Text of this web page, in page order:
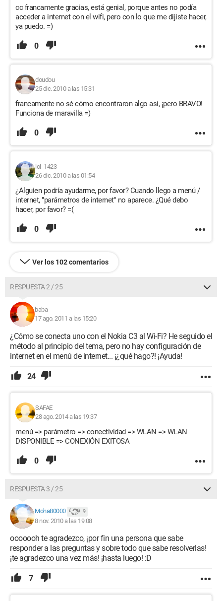
cc francamente gracias, está genial, porque antes no podía
acceder a internet con el wifi, pero con lo que me dijiste hacer,
ya puedo. =)
0
doudou
25 dic. 2010 a las 15:31
francamente no sé cómo encontraron algo así, ¡pero BRAVO!
Funciona de maravilla =)
0
lol_1423
26 dic. 2010 a las 01:54
¿Alguien podría ayudarme, por favor? Cuando llego a menú /
internet, "parámetros de internet" no aparece. ¿Qué debo
hacer, por favor? =(
0
Ver los 102 comentarios
RESPUESTA 2 / 25
baba
17 ago. 2011 a las 15:20
¿Cómo se conecta uno con el Nokia C3 al Wi-Fi? He seguido el
método al principio del tema, pero no hay configuración de
internet en el menú de internet... ¡¿qué hago?! ¡Ayuda!
24
SAFAE
28 ago. 2014 a las 19:37
menú => parámetro => conectividad => WLAN => WLAN
DISPONIBLE => CONEXIÓN EXITOSA
0
RESPUESTA 3 / 25
Moha80000 9
8 nov. 2010 a las 19:08
ooooooh te agradezco, ¡por fin una persona que sabe
responder a las preguntas y sobre todo que sabe resolverlas!
¡te agradezco una vez más! ¡hasta luego! :D
7